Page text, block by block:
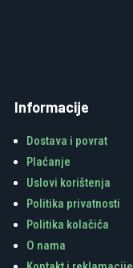
Informacije
Dostava i povrat
Plaćanje
Uslovi korištenja
Politika privatnosti
Politika kolačića
O nama